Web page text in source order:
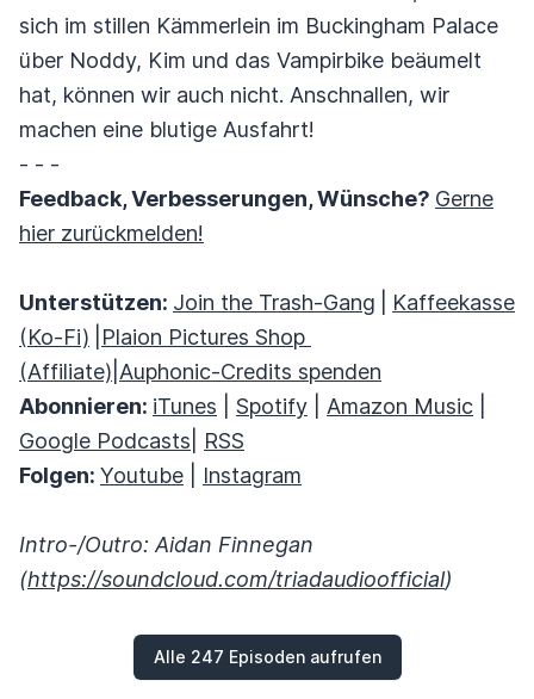
sich im stillen Kämmerlein im Buckingham Palace
über Noddy, Kim und das Vampirbike beäumelt
hat, können wir auch nicht. Anschnallen, wir
machen eine blutige Ausfahrt!
- - -
Feedback, Verbesserungen, Wünsche? Gerne
hier zurückmelden!
Unterstützen: Join the Trash-Gang
Kaffeekasse
(Ko-Fi)
Plaion Pictures Shop
(Affiliate) Auphonic-Credits spenden
Abonnieren: iTunes Spotify Amazon Music
Google Podcasts
RSS
Folgen: Youtube Instagram
Intro-/Outro: Aidan Finnegan
(https://soundcloud.com/triadaudioofficial)
Alle 247 Episoden aufrufen